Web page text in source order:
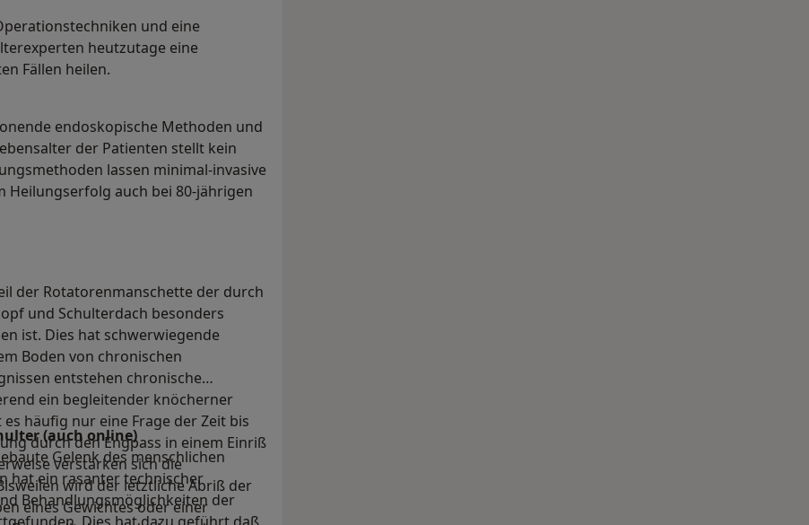
und eine
heutzutage eine
Fällen heilen.
endoskopische Methoden und
der Patienten stellt kein
lassen minimal-invasive
auch bei 80-jährigen
der Rotatorenmanschette der durch
und Schulterdach besonders
ist. Dies hat schwerwiegende
Boden von chronischen
entstehen chronische
ein begleitender knöcherner
häufig nur eine Frage der Zeit bis
durch den Engpass in einem Einriß
verstärken sich die
wird der letztliche Abriß der
eines Gewichtes oder einer
(auch online)
Gelenk des menschlichen
hat ein rasanter technischer
Behandlungsmöglichkeiten der